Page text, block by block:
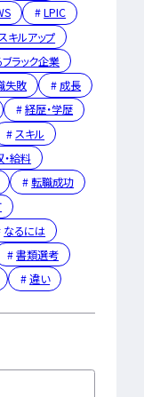
キャリアパス
未経験
勉強・学習
経験者
面接対策
おすすめ
タグ一覧
職フェーズから探す
エンジニア転職
備
エンジニア転職
LPIC
キルアップ
ブラック企業
失敗
成長
経歴・学歴
スキル
・給料
転職成功
なるには
書類選考
違い